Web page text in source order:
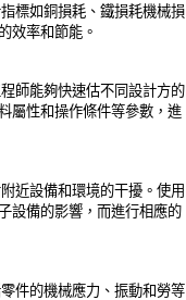
標如銅損耗、鐵損耗機械損
效率和節能。
師能夠快速估不同設計方的
屬性和操作條件等參數，進
近設備和環境的干擾。使用
設備的影響，而進行相應的
件的機械應力、振動和勞等